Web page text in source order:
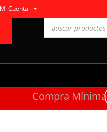
Mi Cuenta
Compra Mínima